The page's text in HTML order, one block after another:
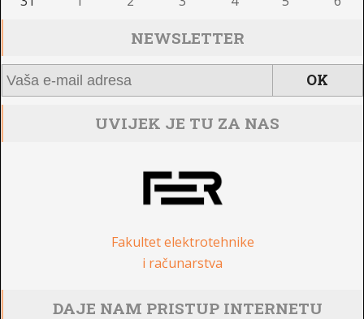
NEWSLETTER
UVIJEK JE TU ZA NAS
Fakultet elektrotehnike
i računarstva
DAJE NAM PRISTUP INTERNETU